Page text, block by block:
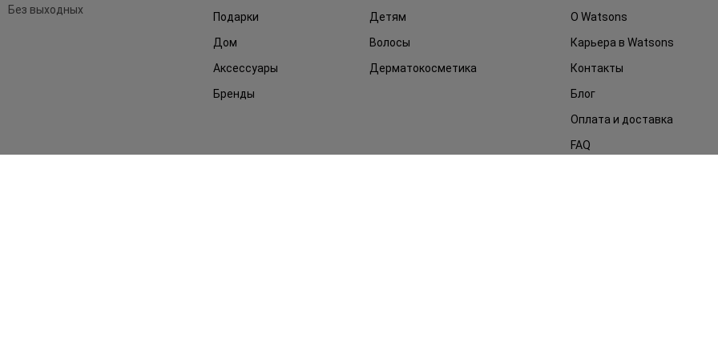
Без выходных
Подарки
Детям
Дом
Волосы
Аксессуары
Дерматокосметика
Бренды
О Watsons
Карьера в Watsons
Контакты
Блог
Оплата и доставка
FAQ